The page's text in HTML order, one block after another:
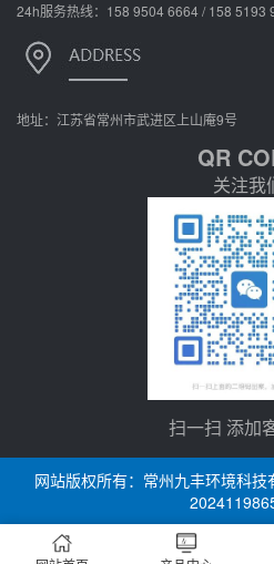
24h服务热线：158 9504 6664 / 158 5193
地址：江苏省常州市武进区上山庵9号
QR
关注我
扫一扫 添加
网站版权所有：常州九丰环境科